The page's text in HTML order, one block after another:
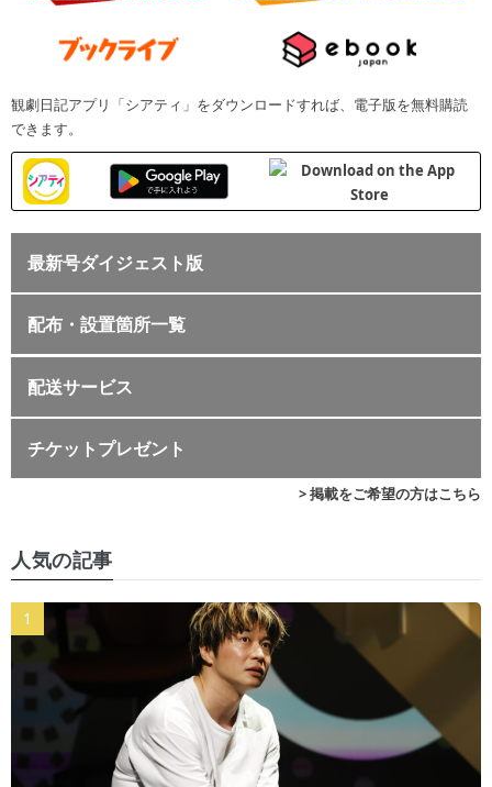
観劇日記アプリ「シアティ」をダウンロードすれば、電子版を無料購読
できます。
最新号ダイジェスト版
配布・設置箇所一覧
配送サービス
チケットプレゼント
> 掲載をご希望の方はこちら
人気の記事